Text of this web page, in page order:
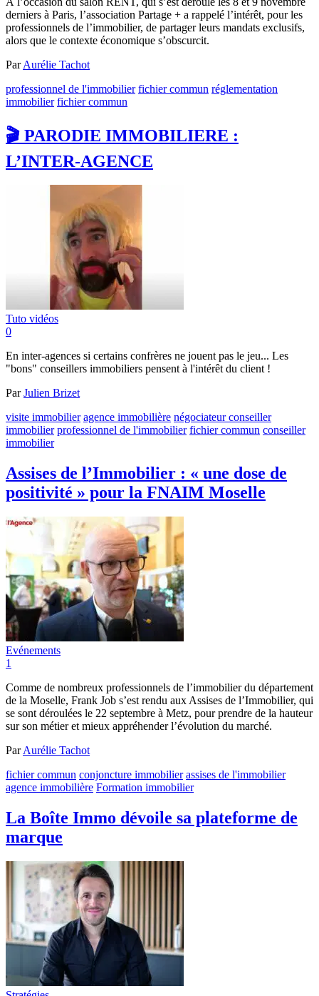
derniers à Paris, l’association Partage + a rappelé l’intérêt, pour les
professionnels de l’immobilier, de partager leurs mandats exclusifs,
alors que le contexte économique s’obscurcit.
ParAurélie Tachot
professionnel de l'immobilier fichier commun réglementation
immobilier fichier commun
🎬 PARODIE IMMOBILIERE :
L’INTER-AGENCE
Tuto vidéos
0
En inter-agences si certains confrères ne jouent pas le jeu... Les
"bons" conseillers immobiliers pensent à l'intérêt du client !
ParJulien Brizet
visite immobilier agence immobilière négociateur conseiller
immobilier professionnel de l'immobilier fichier commun conseiller
immobilier
Assises de l’Immobilier : « une dose de
positivité » pour la FNAIM Moselle
Evénements
1
Comme de nombreux professionnels de l’immobilier du département
de la Moselle, Frank Job s’est rendu aux Assises de l’Immobilier, qui
se sont déroulées le 22 septembre à Metz, pour prendre de la hauteur
sur son métier et mieux appréhender l’évolution du marché.
ParAurélie Tachot
fichier commun conjoncture immobilier assises de l'immobilier
agence immobilière Formation immobilier
La Boîte Immo dévoile sa plateforme de
marque